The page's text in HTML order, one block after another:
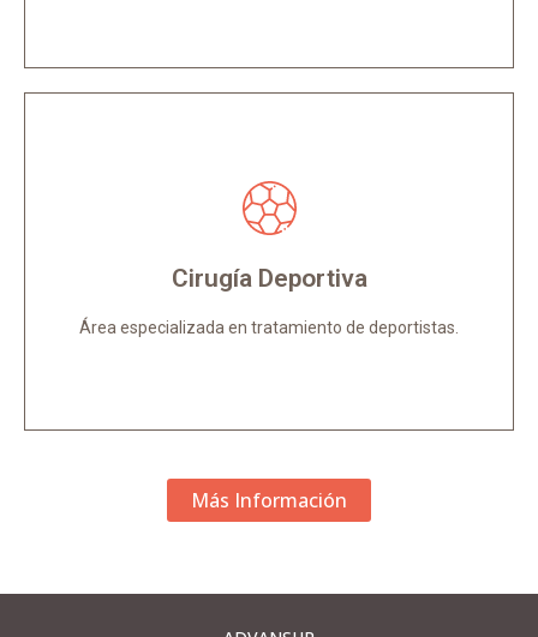
Cirugía Deportiva
Área especializada en tratamiento de deportistas.
Escuchar a nuestro cuerpo es imprescindible para
problemas.
Más Información
Más Información